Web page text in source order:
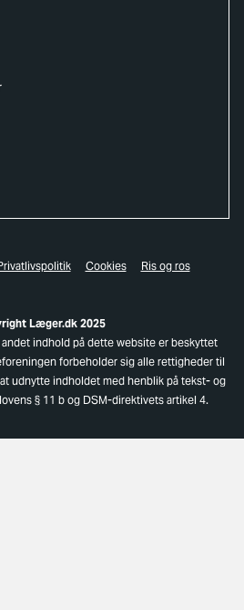
Cookies Ris og ros
Læger.dk 2025
indhold på dette website er beskyttet
forbeholder sig alle rettigheder til
udnytte indholdet med henblik på tekst- og
§ 11 b og DSM-direktivets artikel 4.